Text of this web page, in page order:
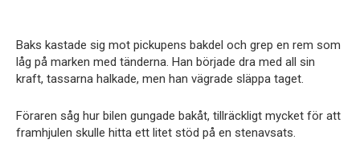
Baks kastade sig mot pickupens bakdel och grep en rem som
låg på marken med tänderna. Han började dra med all sin
kraft, tassarna halkade, men han vägrade släppa taget.
Föraren såg hur bilen gungade bakåt, tillräckligt mycket för att
framhjulen skulle hitta ett litet stöd på en stenavsats.